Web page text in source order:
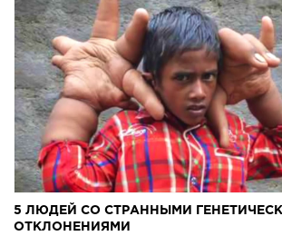
5 ЛЮДЕЙ СО СТРАННЫМИ
ОТКЛОНЕНИЯМИ